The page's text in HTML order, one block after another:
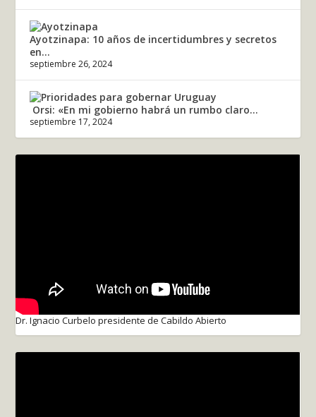
Ayotzinapa: 10 años de incertidumbres y secretos
en...
septiembre 26, 2024
Orsi: «En mi gobierno habrá un rumbo claro...
septiembre 17, 2024
Dr. Ignacio Curbelo presidente de Cabildo Abierto